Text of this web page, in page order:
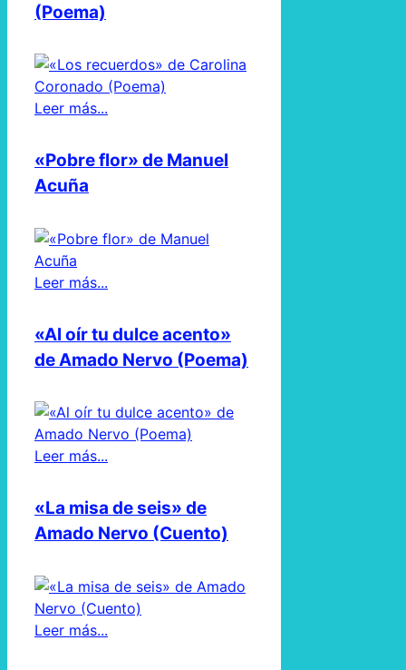
(Poema)
Leer más...
«Pobre flor» de Manuel
Acuña
Leer más...
«Al oír tu dulce acento»
de Amado Nervo (Poema)
Leer más...
«La misa de seis» de
Amado Nervo (Cuento)
Leer más...